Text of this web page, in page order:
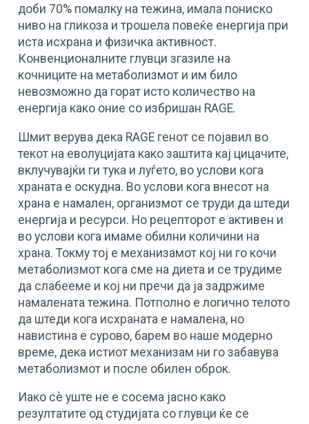
доби 70% помалку на тежина, имала пониско
ниво на гликоза и трошела повеќе енергија при
иста исхрана и физичка активност.
Конвенционалните глувци згазиле на
кочниците на метаболизмот и им било
невозможно да горат исто количество на
енергија како оние со избришан RAGE.
Шмит верува дека RAGE генот се појавил во
текот на еволуцијата како заштита кај цицачите,
вклучувајќи ги тука и луѓето, во услови кога
храната е оскудна. Во услови кога внесот на
храна е намален, организмот се труди да штеди
енергија и ресурси. Но рецепторот е активен и
во услови кога имаме обилни количини на
храна. Токму тој е механизамот кој ни го кочи
метаболизмот кога сме на диета и се трудиме
да слабееме и кој ни пречи да ја задржиме
намалената тежина. Потполно е логично телото
да штеди кога исхраната е намалена, но
навистина е сурово, барем во наше модерно
време, дека истиот механизам ни го забавува
метаболизмот и после обилен оброк.
Иако сѐ уште не е сосема јасно како
резултатите од студијата со глувци ќе се